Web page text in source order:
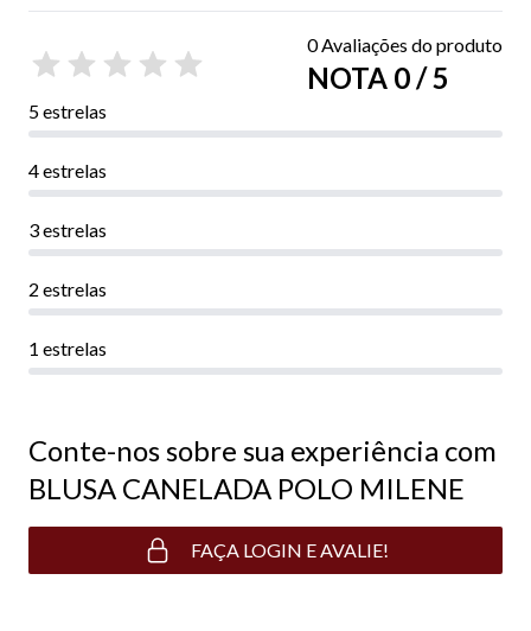
0 Avaliações do produto
NOTA 0 / 5
5 estrelas
4 estrelas
3 estrelas
2 estrelas
1 estrelas
Conte-nos sobre sua experiência com
BLUSA CANELADA POLO MILENE
FAÇA LOGIN E AVALIE!